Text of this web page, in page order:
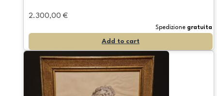
2.300,00 €
Spedizione gratuita
Add to cart